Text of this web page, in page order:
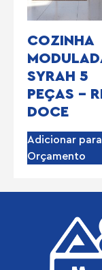
COZINHA
SYRAH 5
PEÇAS –
DOCE
Adicionar para
Orçamento